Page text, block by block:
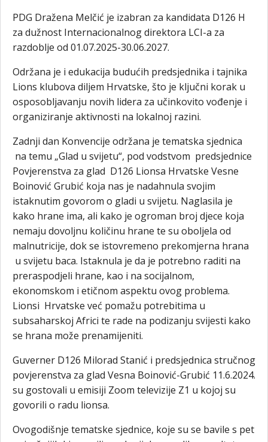
PDG Dražena Melčić je izabran za kandidata D126 H
za dužnost Internacionalnog direktora LCI-a za
razdoblje od 01.07.2025-30.06.2027.
Održana je i edukacija budućih predsjednika i tajnika
Lions klubova diljem Hrvatske, što je ključni korak u
osposobljavanju novih lidera za učinkovito vođenje i
organiziranje aktivnosti na lokalnoj razini.
Zadnji dan Konvencije održana je tematska sjednica
na temu „Glad u svijetu“, pod vodstvom predsjednice
Povjerenstva za glad D126 Lionsa Hrvatske Vesne
Boinović Grubić koja nas je nadahnula svojim
istaknutim govorom o gladi u svijetu. Naglasila je
kako hrane ima, ali kako je ogroman broj djece koja
nemaju dovoljnu količinu hrane te su oboljela od
malnutricije, dok se istovremeno prekomjerna hrana
u svijetu baca. Istaknula je da je potrebno raditi na
preraspodjeli hrane, kao i na socijalnom,
ekonomskom i etičnom aspektu ovog problema.
Lionsi Hrvatske već pomažu potrebitima u
subsaharskoj Africi te rade na podizanju svijesti kako
se hrana može prenamijeniti.
Guverner D126 Milorad Stanić i predsjednica stručnog
povjerenstva za glad Vesna Boinović-Grubić 11.6.2024.
su gostovali u emisiji Zoom televizije Z1 u kojoj su
govorili o radu lionsa.
Ovogodišnje tematske sjednice, koje su se bavile s pet